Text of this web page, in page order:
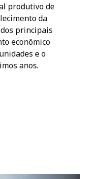
produtivo de
da
principais
econômico
e o
anos.